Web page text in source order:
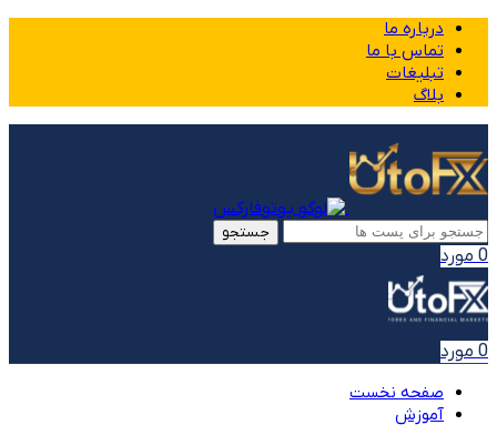
درباره ما
تماس با ما
تبلیغات
بلاگ
جستجو
0 مورد
0 مورد
صفحه نخست
آموزش